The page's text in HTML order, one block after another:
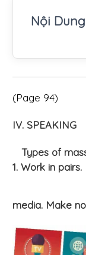
Nội
(Page 94)
IV. SPEAKING
Types of
1. Work in
media. Make